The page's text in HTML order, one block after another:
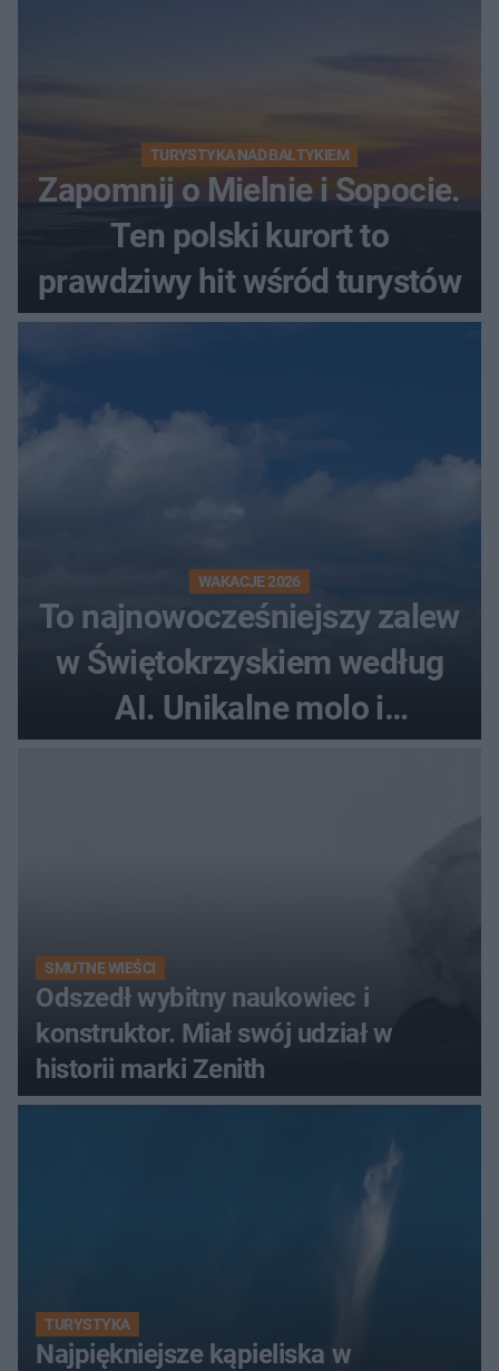
TURYSTYKA NAD BAŁTYKIEM
Zapomnij o Mielnie i Sopocie.
Ten polski kurort to
prawdziwy hit wśród turystów
WAKACJE 2026
To najnowocześniejszy zalew
w Świętokrzyskiem według
AI. Unikalne molo i
promenada
SMUTNE WIEŚCI
Odszedł wybitny naukowiec i
konstruktor. Miał swój udział w
historii marki Zenith
TURYSTYKA
Najpiękniejsze kąpieliska w